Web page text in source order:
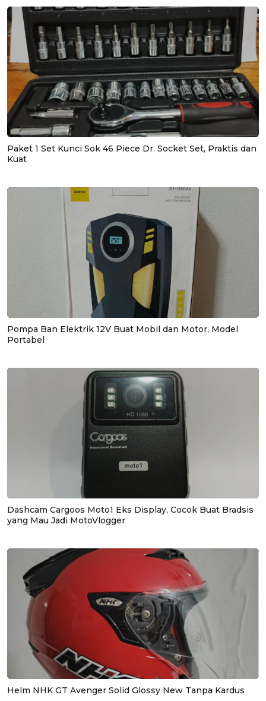
Paket 1 Set Kunci Sok 46 Piece Dr. Socket Set, Praktis dan
Kuat
Pompa Ban Elektrik 12V Buat Mobil dan Motor, Model
Portabel
Dashcam Cargoos Moto1 Eks Display, Cocok Buat Bradsis
yang Mau Jadi MotoVlogger
Helm NHK GT Avenger Solid Glossy New Tanpa Kardus